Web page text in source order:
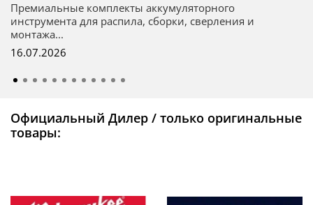
Премиальные комплекты аккумуляторного
инструмента для распила, сборки, сверления и
монтажа...
16.07.2026
Официальный Дилер / только оригинальные
товары: